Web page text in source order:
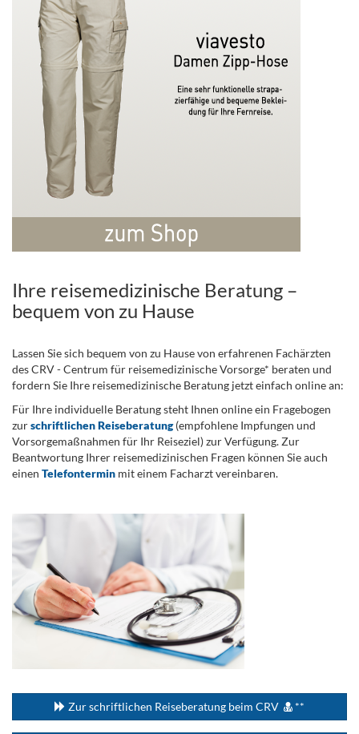
Ihre reisemedizinische Beratung –
bequem von zu Hause
Lassen Sie sich bequem von zu Hause von erfahrenen Fachärzten
des CRV - Centrum für reisemedizinische Vorsorge* beraten und
fordern Sie Ihre reisemedizinische Beratung jetzt einfach online an:
Für Ihre individuelle Beratung steht Ihnen online ein Fragebogen
zurschriftlichen Reiseberatung(empfohlene Impfungen und
Vorsorgemaßnahmen für Ihr Reiseziel) zur Verfügung. Zur
Beantwortung Ihrer reisemedizinischen Fragen können Sie auch
einen Telefontermin mit einem Facharzt vereinbaren.
Zur schriftlichen Reiseberatung beim CRV **